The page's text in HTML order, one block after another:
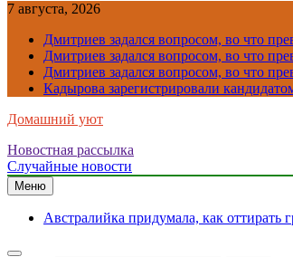
7 августа, 2026
Дмитриев задался вопросом, во что
Дмитриев задался вопросом, во что
Дмитриев задался вопросом, во что
Кадырова зарегистрировали
Домашний уют
Новостная рассылка
Случайные новости
Меню
Австралийка придумала, как оттирать